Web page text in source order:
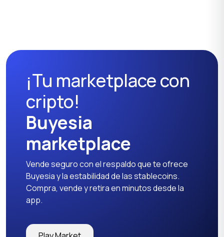
¡Tu marketplace con
cripto!
Buyesia
marketplace
Vende seguro con el respaldo que te ofrece
Buyesia y la estabilidad de las stablecoins.
Compra, vende y retira en minutos desde la
app.